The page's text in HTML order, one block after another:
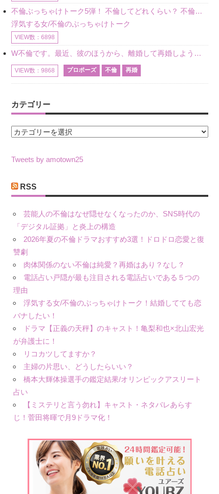
不倫ぶっちゃけトーク5弾！ 不倫してどれくらい？ 不倫のあれこれを、なんでもどうぞ♪♪
浮気する女/不倫のぶっちゃけトーク
VIEW数：6898
W不倫です。最近、彼のほうから、離婚して再婚しよう、と言ってきました。ハッキリいうと、そこまでは考えていませんでした。彼を好きな気持ちはあるし、彼なしの生活は考えられません。だけど、離婚して再婚すると
VIEW数：9868 プロポーズ 不倫 再婚
カテゴリー
カ
ゴ
ー
Tweets by amotown25
RSS
芸能人の不倫はなぜ隠せなくなったのか、SNS時代の
「デジタル証拠」と炎上の構造
2026年夏の不倫ドラマおすすめ3選！ドロドロ恋愛と復
讐劇
肉体関係のない不倫は純愛？再婚はあり？なし？
電話占い戸隠が最も注目される電話占いである５つの
理由
浮気する女/不倫のぶっちゃけトーク！結婚してても恋
バナしたい！
ドラマ【正義の天秤】のキャスト！亀梨和也×北山宏光
が弁護士に！
リコカツしてますか？
主婦の片思い、どうしたらいい？
橋本大輝体操選手の鑑定結果/オリンピックアスリート
占い
【ミステリと言う勿れ】キャスト・ネタバレあらす
じ！菅田将暉で月9ドラマ化！